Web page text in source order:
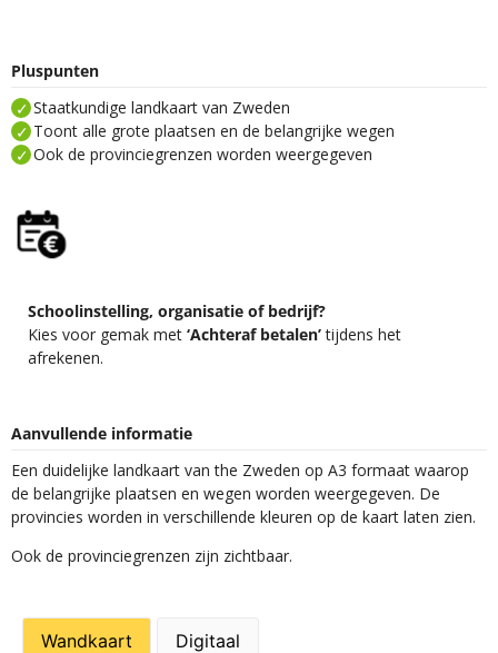
Pluspunten
Staatkundige landkaart van Zweden
Toont alle grote plaatsen en de belangrijke wegen
Ook de provinciegrenzen worden weergegeven
Schoolinstelling, organisatie of bedrijf?
Kies voor gemak met ‘Achteraf betalen’tijdens het
afrekenen.
Aanvullende informatie
Een duidelijke landkaart van the Zweden op A3 formaat waarop
de belangrijke plaatsen en wegen worden weergegeven. De
provincies worden in verschillende kleuren op de kaart laten zien.
Ook de provinciegrenzen zijn zichtbaar.
Wandkaart Digitaal